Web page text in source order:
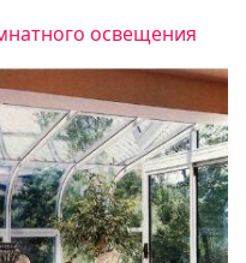
освещения